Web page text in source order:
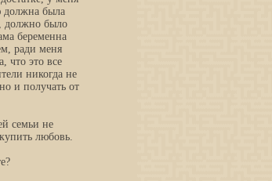
должна была
должно было
беременна
ради меня
что это все
никогда не
и получать от
семьи не
любовь.